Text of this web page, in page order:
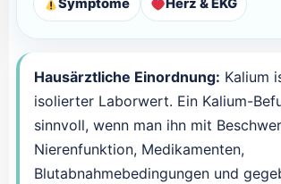
Symptome Herz & EKG
Hausärztliche Einordnung: Kalium
isolierter Laborwert. Ein Kalium-
sinnvoll, wenn man ihn mit
Nierenfunktion, Medikamenten,
Blutabnahmebedingungen und